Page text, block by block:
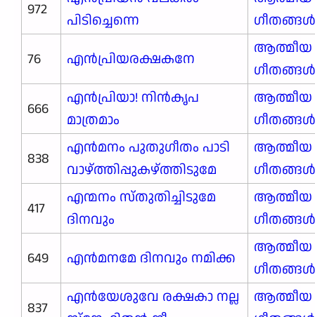
972
പിടിച്ചെന്നെ
ഗീതങ്ങൾ
76
എൻപ്രിയരക്ഷകനേ
ആത്മീയ
ഗീതങ്ങൾ
666
എൻപ്രിയാ! നിൻകൃപ
മാത്രമാം
ആത്മീയ
ഗീതങ്ങൾ
838
എൻമനം പുതുഗീതം പാടി
വാഴ്ത്തിപ്പുകഴ്ത്തിടുമേ
ആത്മീയ
ഗീതങ്ങൾ
417
എന്മനം സ്തുതിച്ചിടുമേ
ദിനവും
ആത്മീയ
ഗീതങ്ങൾ
649
എൻമനമേ ദിനവും നമിക്ക
ആത്മീയ
ഗീതങ്ങൾ
837
എൻയേശുവേ രക്ഷകാ നല്ല
ആത്മീയ